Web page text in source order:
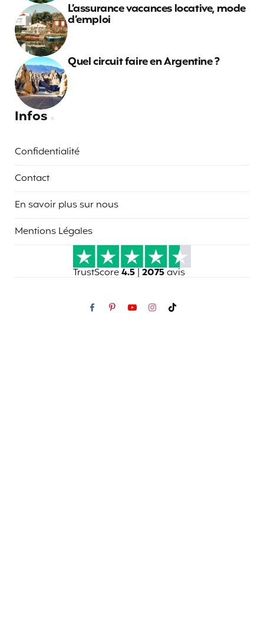
L’assurance vacances locative, mode
d’emploi
Quel circuit faire en Argentine ?
Infos
Confidentialité
Contact
En savoir plus sur nous
Mentions Légales
TrustScore4.5 | 2075avis